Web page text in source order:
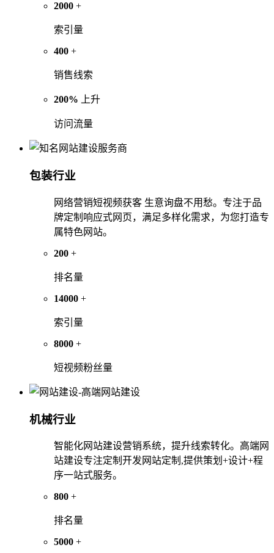
2000 +
索引量
400 +
销售线索
200% 上升
访问流量
包装行业
网络营销短视频获客 生意询盘不用愁。专注于品
牌定制响应式网页，满足多样化需求，为您打造专
属特色网站。
200 +
排名量
14000 +
索引量
8000 +
短视频粉丝量
机械行业
智能化网站建设营销系统，提升线索转化。高端网
站建设专注定制开发网站定制,提供策划+设计+程
序一站式服务。
800 +
排名量
5000 +